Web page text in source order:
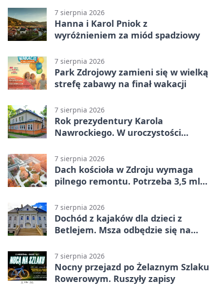
7 sierpnia 2026
Hanna i Karol Pniok z
wyróżnieniem za miód spadziowy
7 sierpnia 2026
Park Zdrojowy zamieni się w wielką
strefę zabawy na finał wakacji
7 sierpnia 2026
Rok prezydentury Karola
Nawrockiego. W uroczystości
7 sierpnia 2026
Dach kościoła w Zdroju wymaga
pilnego remontu. Potrzeba 3,5 mln
7 sierpnia 2026
Dochód z kajaków dla dzieci z
Betlejem. Msza odbędzie się na
7 sierpnia 2026
Nocny przejazd po Żelaznym Szlaku
Rowerowym. Ruszyły zapisy